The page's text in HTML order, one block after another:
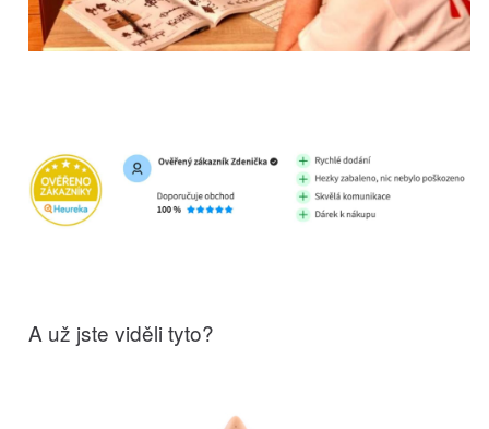
A už jste viděli tyto?